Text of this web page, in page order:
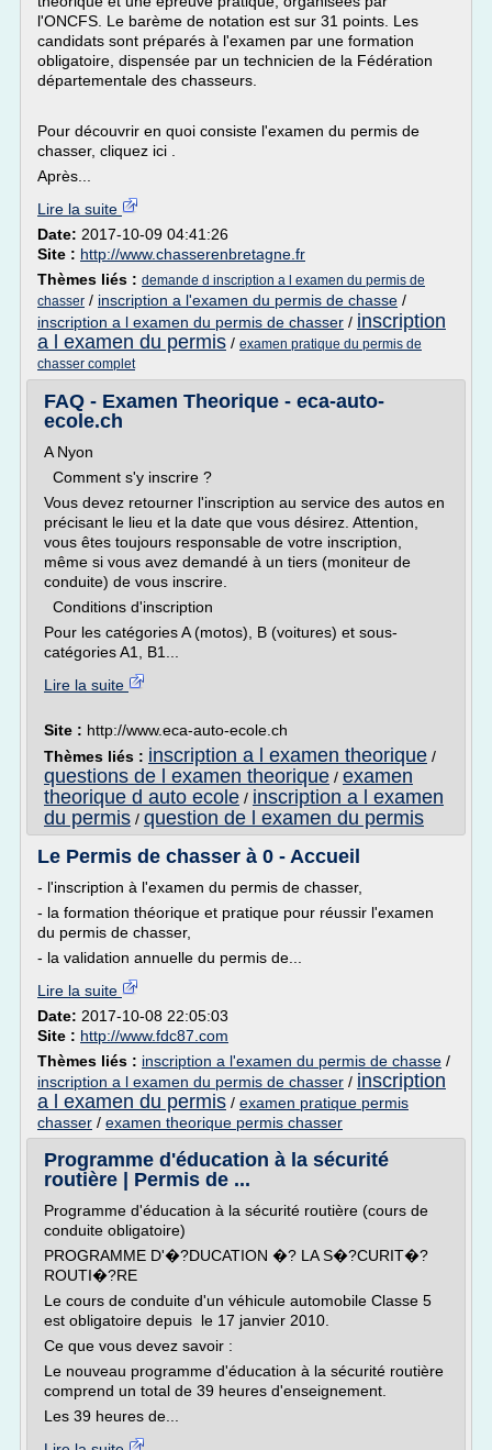
l'ONCFS. Le barème de notation est sur 31 points. Les
candidats sont préparés à l'examen par une formation
obligatoire, dispensée par un technicien de la Fédération
départementale des chasseurs.
Pour découvrir en quoi consiste l'examen du permis de
chasser, cliquez ici .
Après...
Lire la suite
Date: 2017-10-09 04:41:26
Site : http://www.chasserenbretagne.fr
Thèmes liés : demande d inscription a l examen du permis de
chasser / inscription a l'examen du permis de chasse /
inscription a l examen du permis de chasser / inscription
a l examen du permis / examen pratique du permis de
chasser complet
FAQ - Examen Theorique - eca-auto-
ecole.ch
A Nyon
Comment s'y inscrire ?
Vous devez retourner l'inscription au service des autos en
précisant le lieu et la date que vous désirez. Attention,
vous êtes toujours responsable de votre inscription,
même si vous avez demandé à un tiers (moniteur de
conduite) de vous inscrire.
Conditions d'inscription
Pour les catégories A (motos), B (voitures) et sous-
catégories A1, B1...
Lire la suite
Site : http://www.eca-auto-ecole.ch
Thèmes liés : inscription a l examen theorique /
questions de l examen theorique / examen
theorique d auto ecole / inscription a l examen
du permis / question de l examen du permis
Le Permis de chasser à 0 - Accueil
- l'inscription à l'examen du permis de chasser,
- la formation théorique et pratique pour réussir l'examen
du permis de chasser,
- la validation annuelle du permis de...
Lire la suite
Date: 2017-10-08 22:05:03
Site : http://www.fdc87.com
Thèmes liés : inscription a l'examen du permis de chasse /
inscription a l examen du permis de chasser / inscription
a l examen du permis / examen pratique permis
chasser / examen theorique permis chasser
Programme d'éducation à la sécurité
routière | Permis de ...
Programme d'éducation à la sécurité routière (cours de
conduite obligatoire)
PROGRAMME D'�?DUCATION �? LA S�?CURIT�?
ROUTI�?RE
Le cours de conduite d'un véhicule automobile Classe 5
est obligatoire depuis le 17 janvier 2010.
Ce que vous devez savoir :
Le nouveau programme d'éducation à la sécurité routière
comprend un total de 39 heures d'enseignement.
Les 39 heures de...